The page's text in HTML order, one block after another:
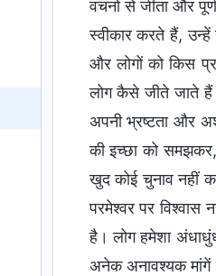
वचनों से जीता और
स्वीकार करते हैं, उन्हें
और लोगों को किस
लोग कैसे जीते जाते हैं
अपनी भ्रष्टता और
की इच्छा को
खुद कोई चुनाव नहीं
परमेश्वर पर विश्वास
है। लोग हमेशा
अनेक अनावश्यक मांगें